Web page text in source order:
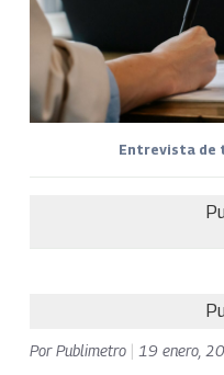
Entrevista de
PorPublimetro 19 enero,